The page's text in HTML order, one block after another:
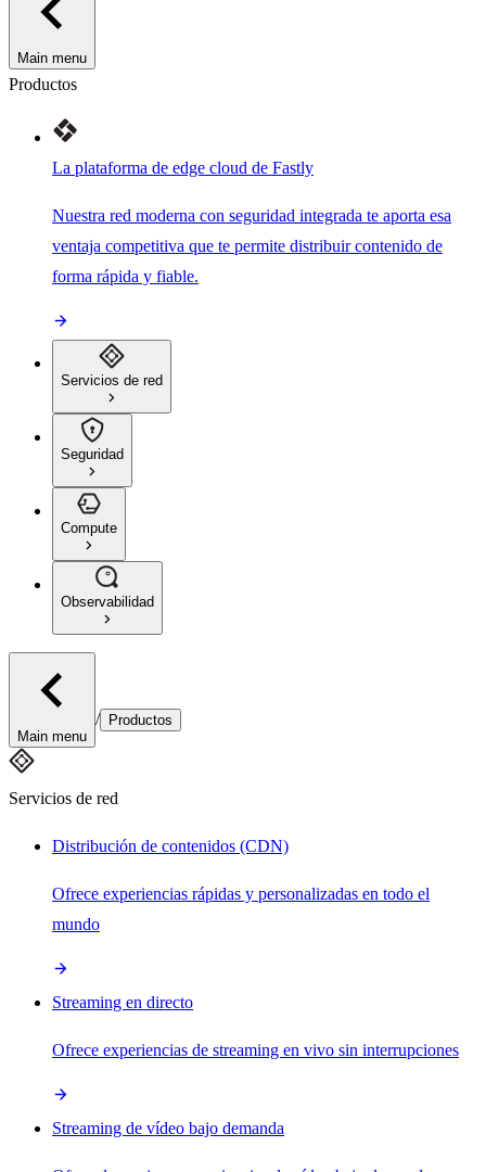
Main menu
Productos
La plataforma de edge cloud de Fastly
Nuestra red moderna con seguridad integrada te aporta esa
ventaja competitiva que te permite distribuir contenido de
forma rápida y fiable.
Servicios de red
Seguridad
Compute
Observabilidad
Main menu
/ Productos
Servicios de red
Distribución de contenidos (CDN)
Ofrece experiencias rápidas y personalizadas en todo el
mundo
Streaming en directo
Ofrece experiencias de streaming en vivo sin interrupciones
Streaming de vídeo bajo demanda